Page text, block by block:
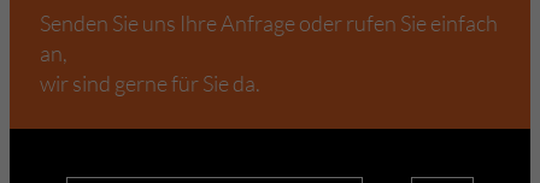
Senden Sie uns Ihre Anfrage oder rufen Sie einfach
an,
wir sind gerne für Sie da.